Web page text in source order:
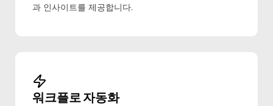
과 인사이트를 제공합니다.
워크플로 자동화